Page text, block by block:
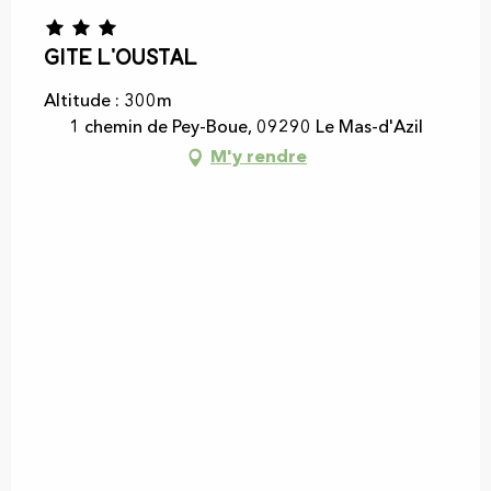
Gite L'oustal
Altitude : 300m
1 chemin de Pey-Boue, 09290 Le Mas-d'Azil
M'y rendre